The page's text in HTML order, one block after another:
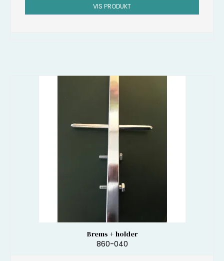
VIS PRODUKT
Brems + holder
860-040